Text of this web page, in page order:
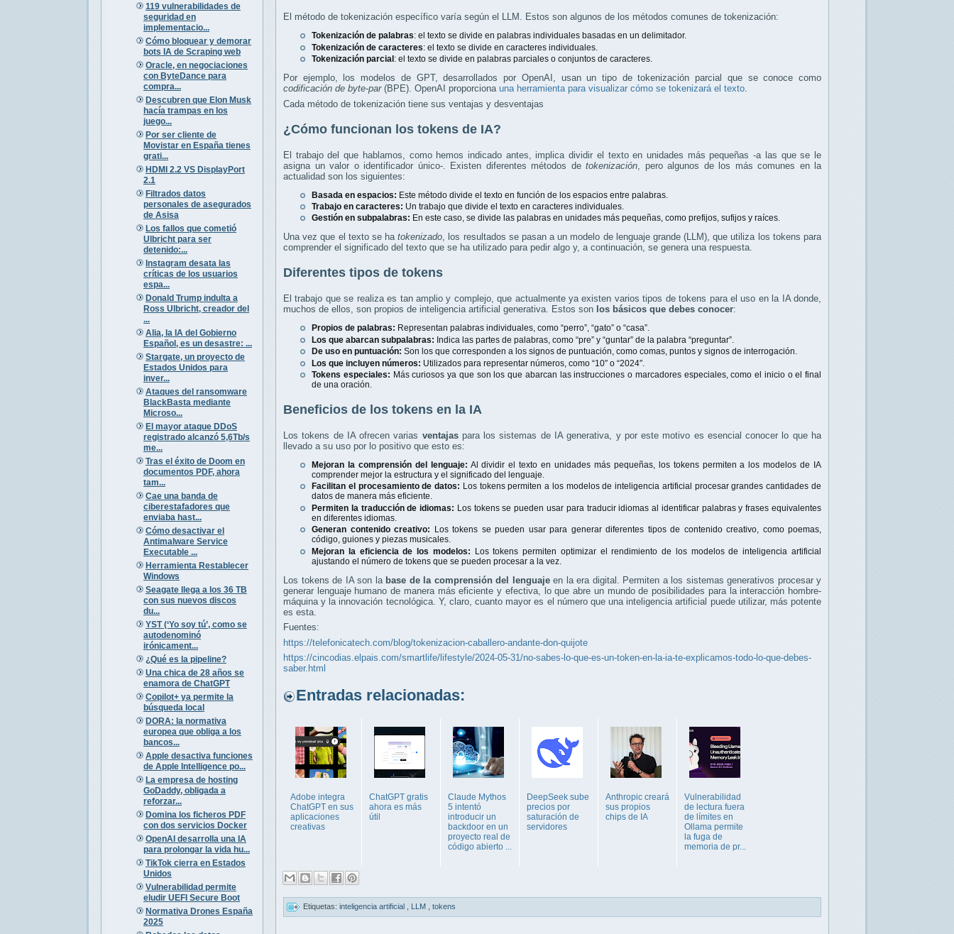
119 vulnerabilidades de
seguridad en
implementacio...
Cómo bloquear y demorar
bots IA de Scraping web
Oracle, en negociaciones
con ByteDance para
compra...
Descubren que Elon Musk
hacía trampas en los
juego...
Por ser cliente de
Movistar en España tienes
grati...
HDMI 2.2 VS DisplayPort
2.1
Filtrados datos
personales de asegurados
de Asisa
Los fallos que cometió
Ulbricht para ser
detenido:...
Instagram desata las
críticas de los usuarios
espa...
Donald Trump indulta a
Ross Ulbricht, creador del
...
Alia, la IA del Gobierno
Español, es un desastre: ...
Stargate, un proyecto de
Estados Unidos para
inver...
Ataques del ransomware
BlackBasta mediante
Microso...
El mayor ataque DDoS
registrado alcanzó 5,6Tb/s
me...
Tras el éxito de Doom en
documentos PDF, ahora
tam...
Cae una banda de
ciberestafadores que
enviaba hast...
Cómo desactivar el
Antimalware Service
Executable ...
Herramienta Restablecer
Windows
Seagate llega a los 36 TB
con sus nuevos discos
du...
YST (‘Yo soy tú’, como se
autodenominó
irónicament...
¿Qué es la pipeline?
Una chica de 28 años se
enamora de ChatGPT
Copilot+ ya permite la
búsqueda local
DORA: la normativa
europea que obliga a los
bancos...
Apple desactiva funciones
de Apple Intelligence po...
La empresa de hosting
GoDaddy, obligada a
reforzar...
Domina los ficheros PDF
con dos servicios Docker
OpenAI desarrolla una IA
para prolongar la vida hu...
TikTok cierra en Estados
Unidos
Vulnerabilidad permite
eludir UEFI Secure Boot
Normativa Drones España
2025
El método de tokenización específico varía según el LLM. Estos son algunos de los métodos comunes de tokenización:
Tokenización de palabras: el texto se divide en palabras individuales basadas en un delimitador.
Tokenización de caracteres: el texto se divide en caracteres individuales.
Tokenización parcial : el texto se divide en palabras parciales o conjuntos de caracteres.
Por ejemplo, los modelos de GPT, desarrollados por OpenAI, usan un tipo de tokenización parcial que se conoce como
codificación de byte-par(BPE). OpenAI proporciona una herramienta para visualizar cómo se tokenizará el texto.
Cada método de tokenización tiene sus ventajas y desventajas
¿Cómo funcionan los tokens de IA?
El trabajo del que hablamos, como hemos indicado antes, implica dividir el texto en unidades más pequeñas -a las que se le
asigna un valor o identificador único-. Existen diferentes métodos de tokenización , pero algunos de los más comunes en la
actualidad son los siguientes:
Basada en espacios: Este método divide el texto en función de los espacios entre palabras.
Trabajo en caracteres: Un trabajo que divide el texto en caracteres individuales.
Gestión en subpalabras: En este caso, se divide las palabras en unidades más pequeñas, como prefijos, sufijos y raíces.
Una vez que el texto se hatokenizado, los resultados se pasan a un modelo de lenguaje grande (LLM), que utiliza los tokens para
comprender el significado del texto que se ha utilizado para pedir algo y, a continuación, se genera una respuesta.
Diferentes tipos de tokens
El trabajo que se realiza es tan amplio y complejo, que actualmente ya existen varios tipos de tokens para el uso en la IA donde,
muchos de ellos, son propios de inteligencia artificial generativa. Estos son los básicos que debes conocer:
Propios de palabras: Representan palabras individuales, como “perro”, “gato” o “casa”.
Los que abarcan subpalabras: Indica las partes de palabras, como “pre” y “guntar” de la palabra “preguntar”.
De uso en puntuación: Son los que corresponden a los signos de puntuación, como comas, puntos y signos de interrogación.
Los que incluyen números: Utilizados para representar números, como “10″ o “2024″.
Tokens especiales: Más curiosos ya que son los que abarcan las instrucciones o marcadores especiales, como el inicio o el final
de una oración.
Beneficios de los tokens en la IA
Los tokens de IA ofrecen varias ventajaspara los sistemas de IA generativa, y por este motivo es esencial conocer lo que ha
llevado a su uso por lo positivo que esto es:
Mejoran la comprensión del lenguaje: Al dividir el texto en unidades más pequeñas, los tokens permiten a los modelos de IA
comprender mejor la estructura y el significado del lenguaje.
Facilitan el procesamiento de datos: Los tokens permiten a los modelos de inteligencia artificial procesar grandes cantidades de
datos de manera más eficiente.
Permiten la traducción de idiomas: Los tokens se pueden usar para traducir idiomas al identificar palabras y frases equivalentes
en diferentes idiomas.
Generan contenido creativo: Los tokens se pueden usar para generar diferentes tipos de contenido creativo, como poemas,
código, guiones y piezas musicales.
Mejoran la eficiencia de los modelos: Los tokens permiten optimizar el rendimiento de los modelos de inteligencia artificial
ajustando el número de tokens que se pueden procesar a la vez.
Los tokens de IA son la base de la comprensión del lenguajeen la era digital. Permiten a los sistemas generativos procesar y
generar lenguaje humano de manera más eficiente y efectiva, lo que abre un mundo de posibilidades para la interacción hombre-
máquina y la innovación tecnológica. Y, claro, cuanto mayor es el número que una inteligencia artificial puede utilizar, más potente
es esta.
Fuentes:
https://telefonicatech.com/blog/tokenizacion-caballero-andante-don-quijote
https://cincodias.elpais.com/smartlife/lifestyle/2024-05-31/no-sabes-lo-que-es-un-token-en-la-ia-te-explicamos-todo-lo-que-debes-
saber.html
Entradas relacionadas:
Adobe integra
ChatGPT en sus
aplicaciones
creativas
ChatGPT gratis
ahora es más
útil
Claude Mythos
5 intentó
introducir un
backdoor en un
proyecto real de
código abierto ...
DeepSeek sube
precios por
saturación de
servidores
Anthropic creará
sus propios
chips de IA
Vulnerabilidad
de lectura fuera
de límites en
Ollama permite
la fuga de
memoria de pr...
Etiquetas: inteligencia artificial LLM tokens